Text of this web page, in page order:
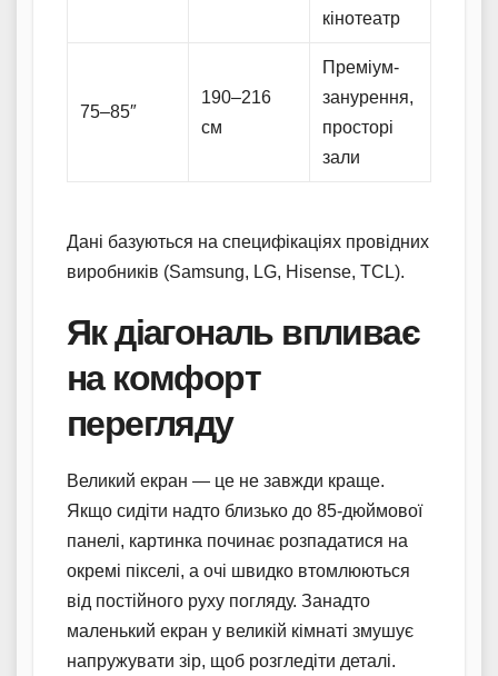
кінотеатр
75–85″
190–216
см
Преміум-
занурення,
просторі
зали
Дані базуються на специфікаціях провідних
виробників (Samsung, LG, Hisense, TCL).
Як діагональ впливає
на комфорт
перегляду
Великий екран — це не завжди краще.
Якщо сидіти надто близько до 85-дюймової
панелі, картинка починає розпадатися на
окремі пікселі, а очі швидко втомлюються
від постійного руху погляду. Занадто
маленький екран у великій кімнаті змушує
напружувати зір, щоб розгледіти деталі.